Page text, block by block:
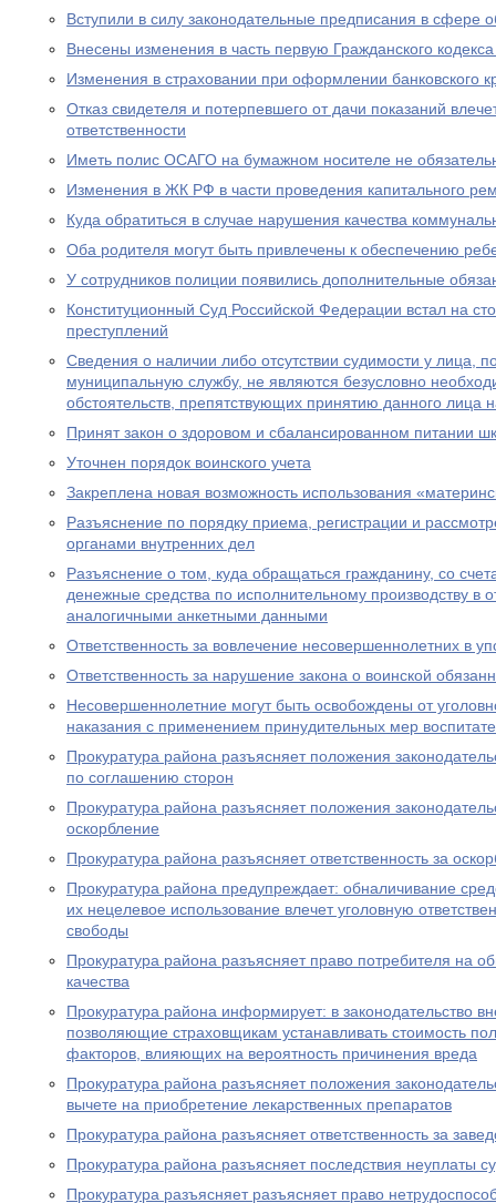
Вступили в силу законодательные предписания в сфере
Внесены изменения в часть первую Гражданского
Изменения в страховании при оформлении банковского
Отказ свидетеля и потерпевшего от дачи показаний
ответственности
Иметь полис ОСАГО на бумажном носителе не
Изменения в ЖК РФ в части проведения капитального
Куда обратиться в случае нарушения качества
Оба родителя могут быть привлечены к обеспечению
У сотрудников полиции появились дополнительные
Конституционный Суд Российской Федерации встал на
преступлений
Сведения о наличии либо отсутствии судимости у лица,
муниципальную службу, не являются безусловно
обстоятельств, препятствующих принятию данного лица
Принят закон о здоровом и сбалансированном питании
Уточнен порядок воинского учета
Закреплена новая возможность использования
Разъяснение по порядку приема, регистрации и
органами внутренних дел
Разъяснение о том, куда обращаться гражданину, со
денежные средства по исполнительному производству в
аналогичными анкетными данными
Ответственность за вовлечение несовершеннолетних в
Ответственность за нарушение закона о воинской
Несовершеннолетние могут быть освобождены от
наказания с применением принудительных мер
Прокуратура района разъясняет положения
по соглашению сторон
Прокуратура района разъясняет положения
оскорбление
Прокуратура района разъясняет ответственность за
Прокуратура района предупреждает: обналичивание
их нецелевое использование влечет уголовную
свободы
Прокуратура района разъясняет право потребителя на
качества
Прокуратура района информирует: в законодательство
позволяющие страховщикам устанавливать стоимость
факторов, влияющих на вероятность причинения вреда
Прокуратура района разъясняет положения
вычете на приобретение лекарственных препаратов
Прокуратура района разъясняет ответственность за
Прокуратура района разъясняет последствия неуплаты
Прокуратура разъясняет разъясняет право